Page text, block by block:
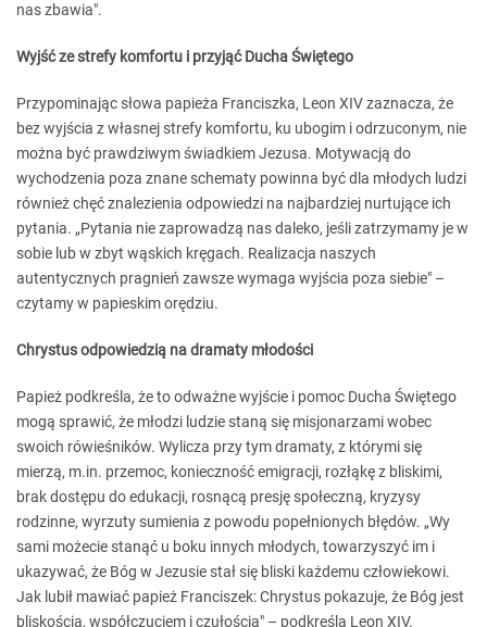
nas zbawia".
Wyjść ze strefy komfortu i przyjąć Ducha Świętego
Przypominając słowa papieża Franciszka, Leon XIV zaznacza, że
bez wyjścia z własnej strefy komfortu, ku ubogim i odrzuconym, nie
można być prawdziwym świadkiem Jezusa. Motywacją do
wychodzenia poza znane schematy powinna być dla młodych ludzi
również chęć znalezienia odpowiedzi na najbardziej nurtujące ich
pytania. „Pytania nie zaprowadzą nas daleko, jeśli zatrzymamy je w
sobie lub w zbyt wąskich kręgach. Realizacja naszych
autentycznych pragnień zawsze wymaga wyjścia poza siebie" –
czytamy w papieskim orędziu.
Chrystus odpowiedzią na dramaty młodości
Papież podkreśla, że to odważne wyjście i pomoc Ducha Świętego
mogą sprawić, że młodzi ludzie staną się misjonarzami wobec
swoich rówieśników. Wylicza przy tym dramaty, z którymi się
mierzą, m.in. przemoc, konieczność emigracji, rozłąkę z bliskimi,
brak dostępu do edukacji, rosnącą presję społeczną, kryzysy
rodzinne, wyrzuty sumienia z powodu popełnionych błędów. „Wy
sami możecie stanąć u boku innych młodych, towarzyszyć im i
ukazywać, że Bóg w Jezusie stał się bliski każdemu człowiekowi.
Jak lubił mawiać papież Franciszek: Chrystus pokazuje, że Bóg jest
bliskością, współczuciem i czułością" – podkreśla Leon XIV.